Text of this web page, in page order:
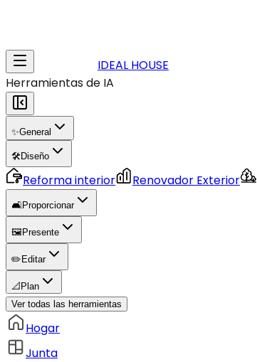
IDEAL HOUSE
Herramientas de IA
✨General
🛠️Diseño
Reforma interior Renovador Exterior
🛋️Proporcionar
🖼️ Presente
✏️ Editar
📐 Plan
Ver todas las herramientas
Hogar
Junta